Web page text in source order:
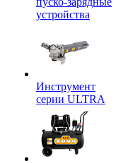
устройства
Инструмент
серии ULTRA